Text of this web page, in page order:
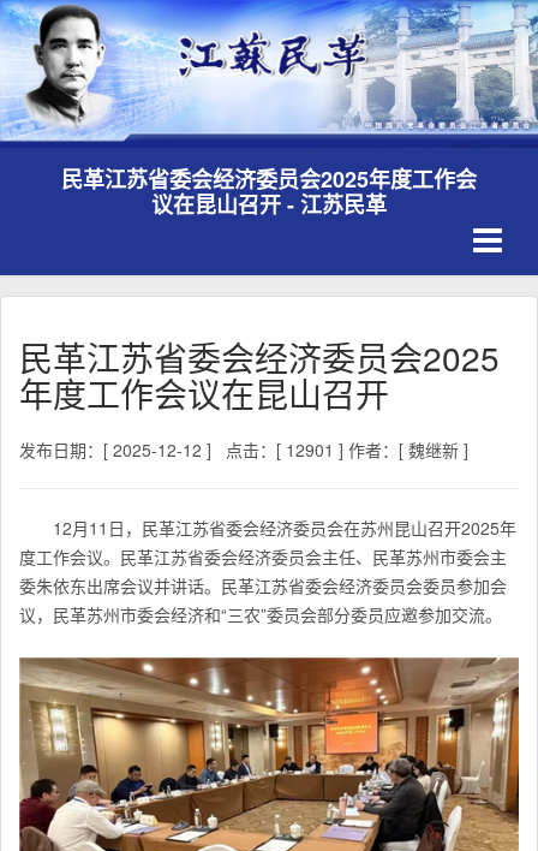
民革江苏省委会经济委员会2025年度工作会
议在昆山召开 - 江苏民革
民革江苏省委会经济委员会2025
年度工作会议在昆山召开
发布日期：[ 2025-12-12 ] 点击：[ 12901 ] 作者：[ 魏继新 ]
12月11日，民革江苏省委会经济委员会在苏州昆山召开2025年
度工作会议。民革江苏省委会经济委员会主任、民革苏州市委会主
委朱依东出席会议并讲话。民革江苏省委会经济委员会委员参加会
议，民革苏州市委会经济和“三农”委员会部分委员应邀参加交流。